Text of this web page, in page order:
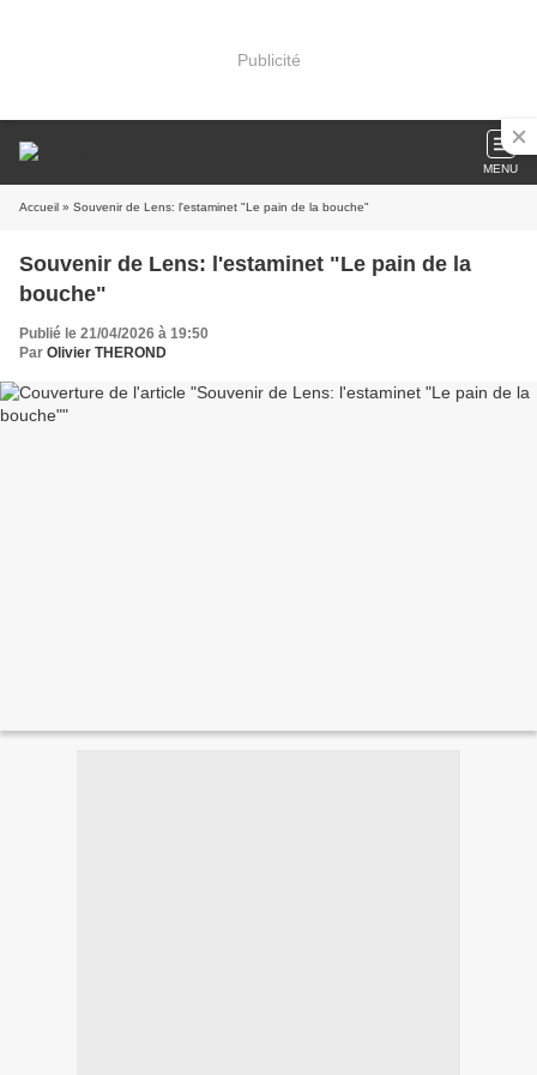
Publicité
MENU
Accueil » Souvenir de Lens: l'estaminet "Le pain de la bouche"
Souvenir de Lens: l'estaminet "Le pain de la
bouche"
Publié le 21/04/2026 à 19:50
Par Olivier THEROND